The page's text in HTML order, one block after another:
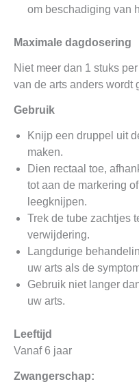
om beschadiging van
Maximale dagdosering
Niet meer dan 1 stuks
van de arts anders wordt
Gebruik
Knijp een druppel uit
maken.
Dien rectaal toe,
tot aan de markering
leegknijpen.
Trek de tube zachtjes
verwijdering.
Langdurige
uw arts als de
Gebruik niet langer
uw arts.
Leeftijd
Vanaf 6 jaar
Zwangerschap: